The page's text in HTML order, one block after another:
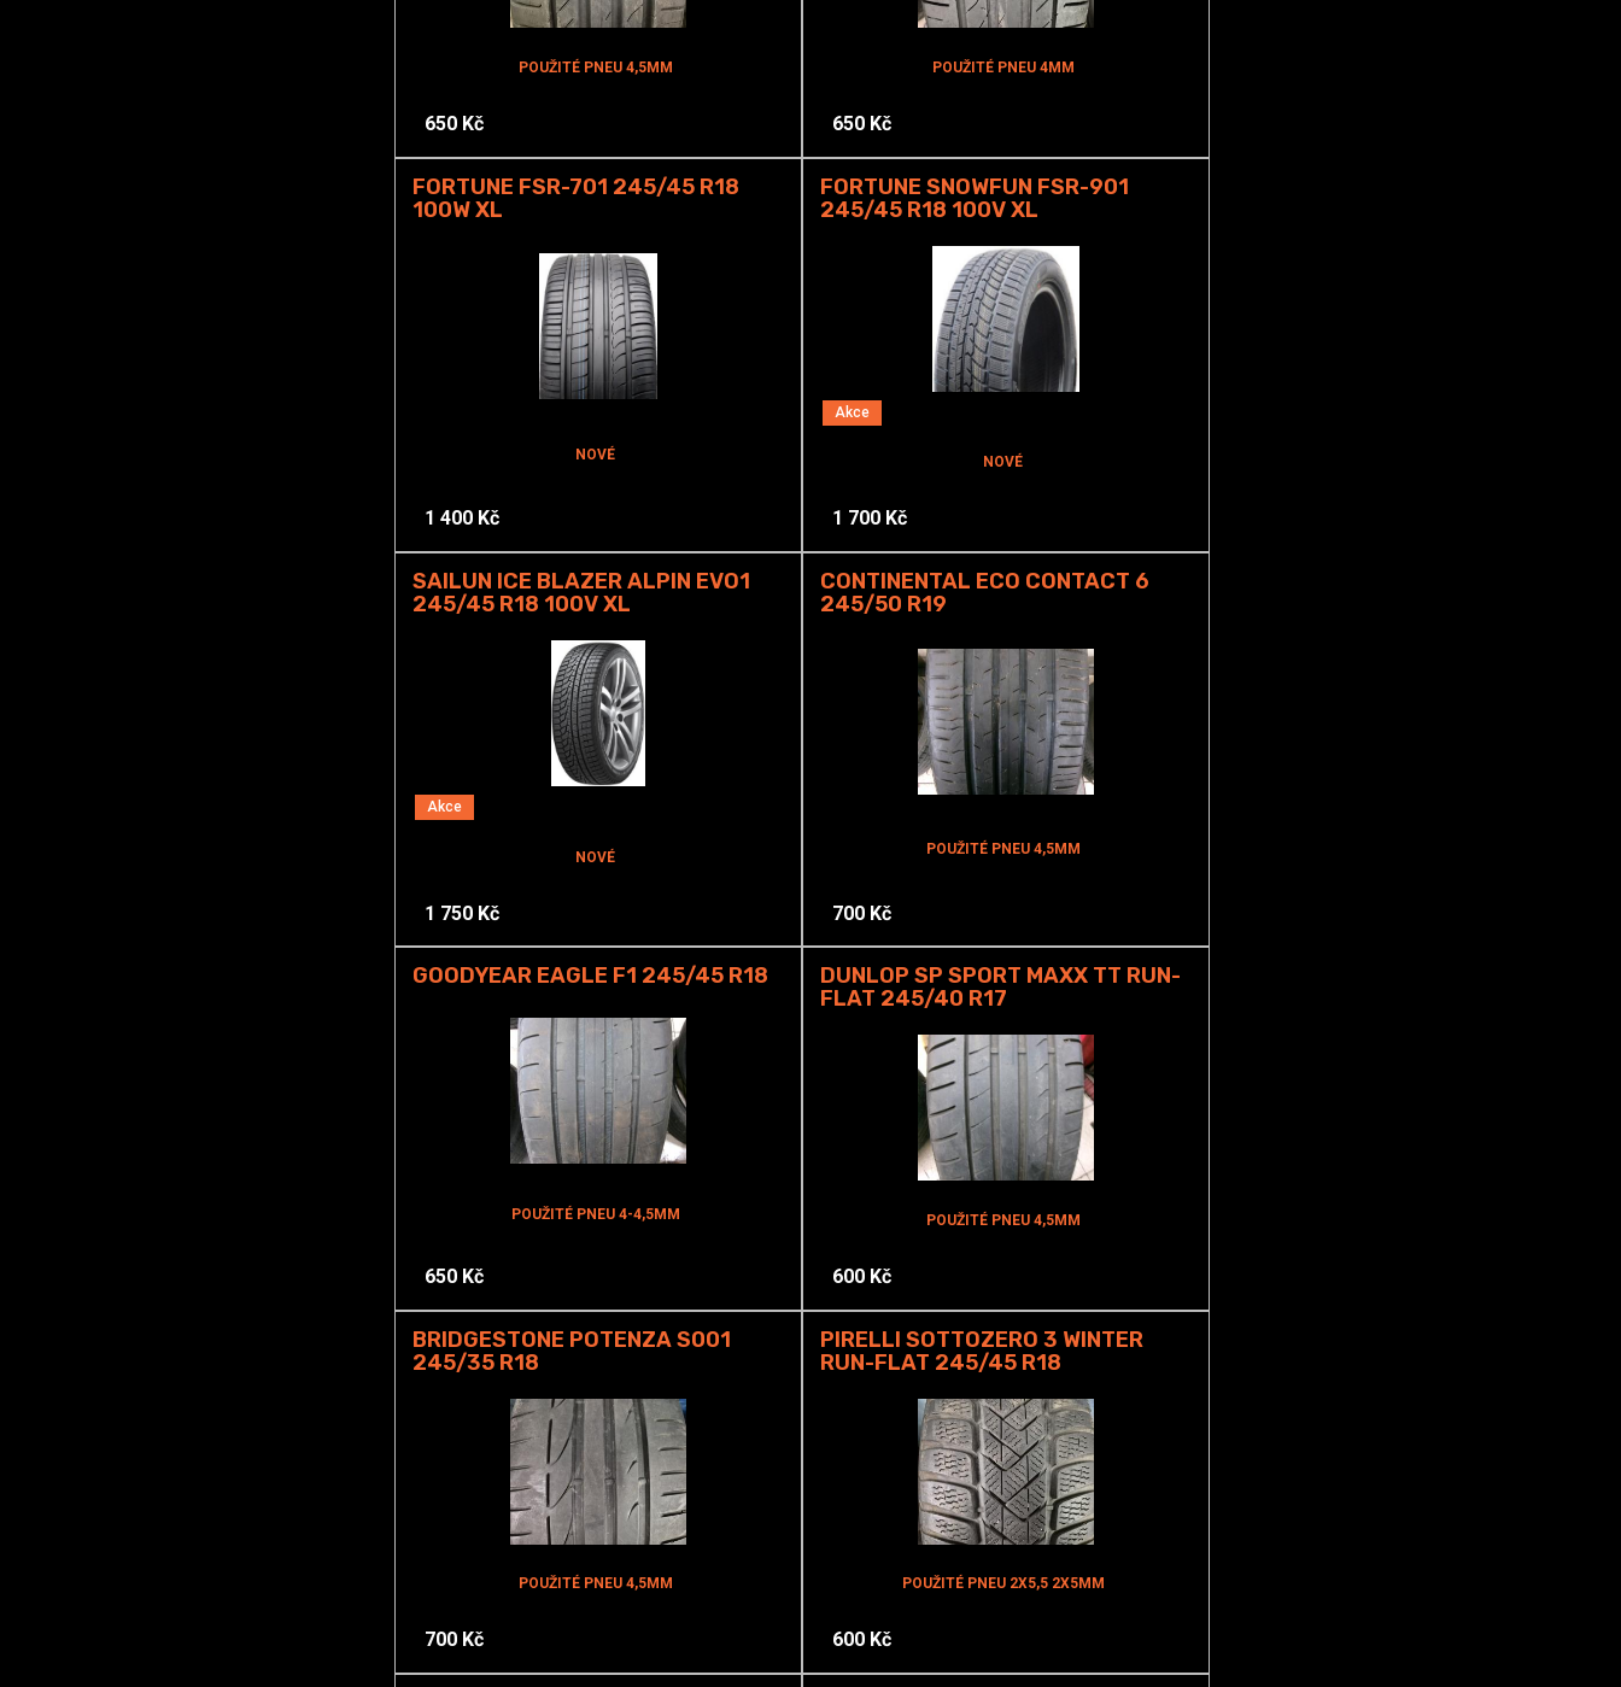
POUŽITÉ PNEU 4,5MM
650 Kč
POUŽITÉ PNEU 4MM
650 Kč
FORTUNE FSR-701 245/45 R18
100W XL
NOVÉ
1 400 Kč
Akce
FORTUNE SNOWFUN FSR-901
245/45 R18 100V XL
NOVÉ
1 700 Kč
Akce
SAILUN ICE BLAZER ALPIN EVO1
245/45 R18 100V XL
NOVÉ
1 750 Kč
CONTINENTAL ECO CONTACT 6
245/50 R19
POUŽITÉ PNEU 4,5MM
700 Kč
GOODYEAR EAGLE F1 245/45 R18
POUŽITÉ PNEU 4-4,5MM
650 Kč
DUNLOP SP SPORT MAXX TT RUN-
FLAT 245/40 R17
POUŽITÉ PNEU 4,5MM
600 Kč
BRIDGESTONE POTENZA S001
245/35 R18
POUŽITÉ PNEU 4,5MM
700 Kč
PIRELLI SOTTOZERO 3 WINTER
RUN-FLAT 245/45 R18
POUŽITÉ PNEU 2X5,5 2X5MM
600 Kč